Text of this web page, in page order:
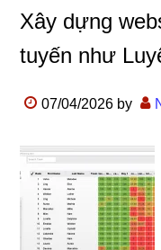
Xây dựng
tuyến như
07/04/2026 by